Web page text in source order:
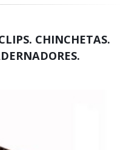
CHINCHETAS.